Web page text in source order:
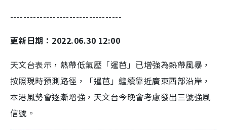
----------------------------------
更新日期：2022.06.30 12:00
天文台表示，熱帶低氣壓「暹芭」已增強為熱帶風暴，
按照現時預測路徑，「暹芭」繼續靠近廣東西部沿岸，
本港風勢會逐漸增強，天文台今晚會考慮發出三號強風
信號。